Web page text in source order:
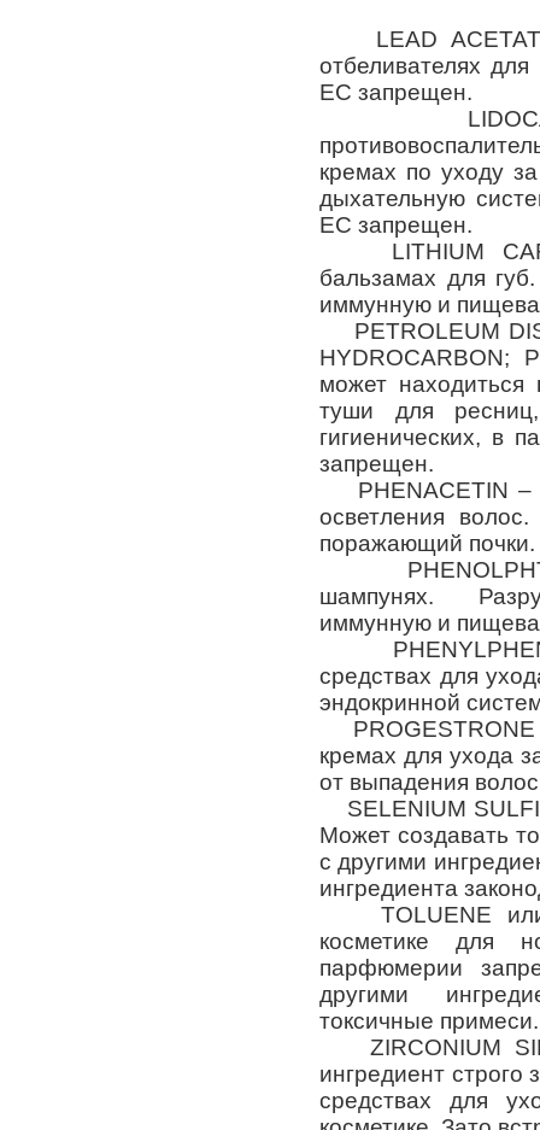
LEAD
отбеливателях
ЕС запрещен.
кремах по уходу
дыхательную
ЕС запрещен.
LITHIUM
бальзамах для
иммунную и
PETROLEUM
HYDROCARBON;
может находиться
туши для
гигиенических, в
запрещен.
PHENACETIN –
осветления
поражающий почки.
шампунях.
иммунную и
средствах для
эндокринной
PROGESTRONE
кремах для ухода
от выпадения
SELENIUM
Может создавать
с другими
ингредиента
TOLUENE или
косметике для
парфюмерии
другими
токсичные примеси.
ZIRCONIUM
ингредиент строго
средствах для